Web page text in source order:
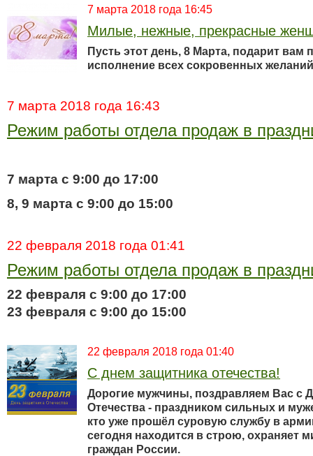
7 марта 2018 года 16:45
Милые, нежные, прекрасные
Пусть этот день, 8 Марта, подарит вам
исполнение всех сокровенных
7 марта 2018 года 16:43
Режим работы отдела продаж в
7 марта с 9:00 до 17:00
8, 9 марта с 9:00 до 15:00
22 февраля 2018 года 01:41
Режим работы отдела продаж в
22 февраля с 9:00 до 17:00
23 февраля с 9:00 до 15:00
22 февраля 2018 года 01:40
С днем защитника отечества!
Дорогие мужчины, поздравляем Вас с
Отечества - праздником сильных и
кто уже прошёл суровую службу в
сегодня находится в строю, охраняет
граждан России.